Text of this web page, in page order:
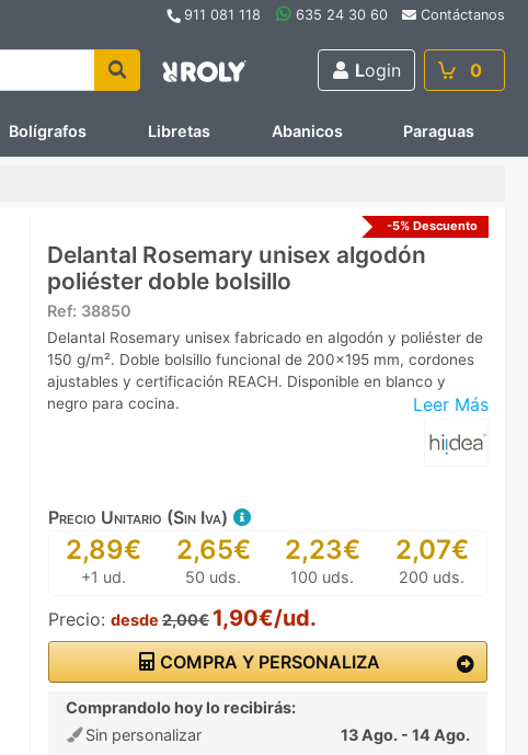
911 081 118 635 24 30 60 Contáctanos
Login 0
Bolígrafos Libretas Abanicos Paraguas
-5% Descuento
Delantal Rosemary unisex algodón
poliéster doble bolsillo
Ref: 38850
Leer Más
Delantal Rosemary unisex fabricado en algodón y poliéster de
150 g/m². Doble bolsillo funcional de 200x195 mm, cordones
ajustables y certificación REACH. Disponible en blanco y
negro para cocina.
Precio Unitario (Sin Iva)
2,89€
+1 ud.
2,65€
50 uds.
2,23€
100 uds.
2,07€
200 uds.
Precio: desde 2,00€ 1,90€/ud.
COMPRA Y PERSONALIZA
Comprandolo hoy lo recibirás:
Sin personalizar
13 Ago. - 14 Ago.